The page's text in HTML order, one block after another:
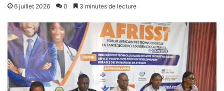
6 juillet 2026 0 3 minutes de lecture